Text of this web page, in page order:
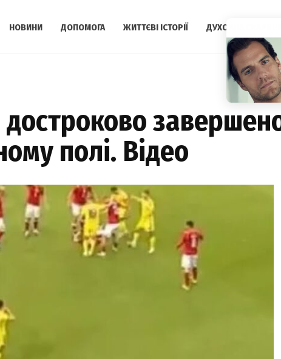
НОВИНИ ДОПОМОГА ЖИТТЄВІ ІСТОРІЇ ДУХОВНА
полі. Відео